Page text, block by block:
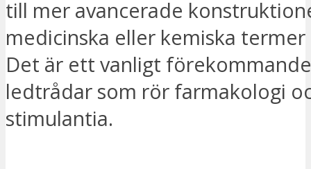
till mer avancerade
medicinska eller kemiska
Det är ett vanligt
ledtrådar som rör farmakologi
stimulantia.